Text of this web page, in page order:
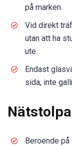
på marken.
Vid direkt
utan att ha
ute.
Endast
sida, inte
Beroende